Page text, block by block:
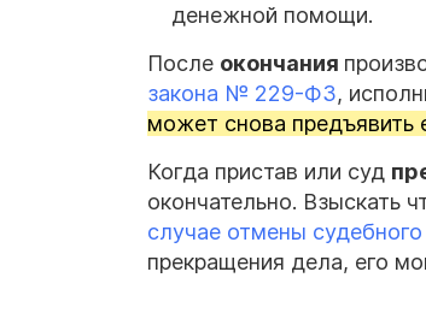
денежной помощи.
После окончания
закона № 229-ФЗ,
может снова предъявить
Когда пристав или суд
окончательно.
случае отмены судебного
прекращения дела, его